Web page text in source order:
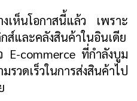
ห็นโอกาสนี้แล้ว เพราะ
ส์และคลังสินค้าในอินเดีย
E-commerce ที่กำลังบูม
วดเร็วในการส่งสินค้าไป